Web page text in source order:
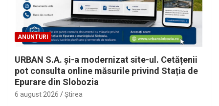
ANUNTURI
URBAN S.A. și-a modernizat site-ul. Cetățenii
pot consulta online măsurile privind Stația de
Epurare din Slobozia
6 august 2026 Ştirea